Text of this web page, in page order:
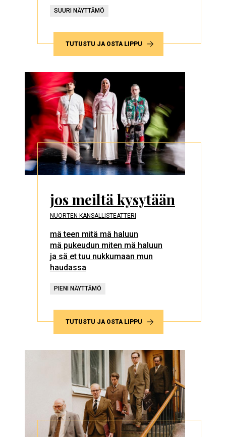
SUURI NÄYTTÄMÖ
TUTUSTU JA OSTA LIPPU
jos meiltä kysytään
NUORTEN KANSALLISTEATTERI
mä teen mitä mä haluun
mä pukeudun miten mä haluun
ja sä et tuu nukkumaan mun
haudassa
PIENI NÄYTTÄMÖ
TUTUSTU JA OSTA LIPPU